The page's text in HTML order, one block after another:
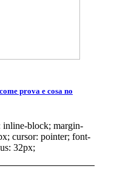
prova e cosa no
inline-block; margin-
cursor: pointer; font-
32px;